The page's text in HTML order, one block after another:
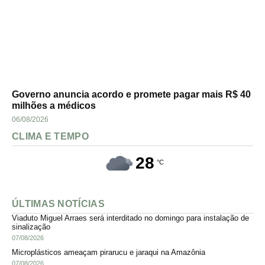
Governo anuncia acordo e promete pagar mais R$ 40
milhões a médicos
06/08/2026
CLIMA E TEMPO
28 °C
ÚLTIMAS NOTÍCIAS
Viaduto Miguel Arraes será interditado no domingo para instalação de
sinalização
07/08/2026
Microplásticos ameaçam pirarucu e jaraqui na Amazônia
07/08/2026